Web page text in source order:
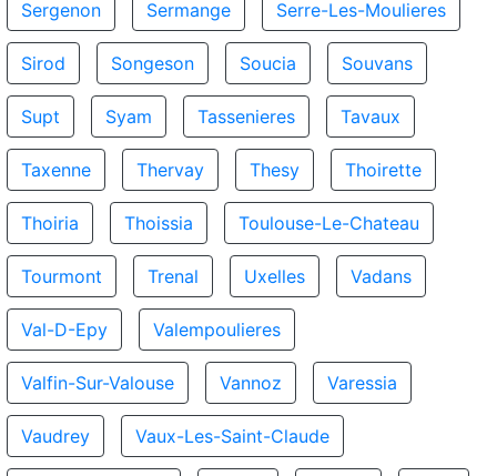
Sergenon Sermange Serre-Les-Moulieres
Sirod Songeson Soucia Souvans
Supt Syam Tassenieres Tavaux
Taxenne Thervay Thesy Thoirette
Thoiria Thoissia Toulouse-Le-Chateau
Tourmont Trenal Uxelles Vadans
Val-D-Epy Valempoulieres
Valfin-Sur-Valouse Vannoz Varessia
Vaudrey Vaux-Les-Saint-Claude